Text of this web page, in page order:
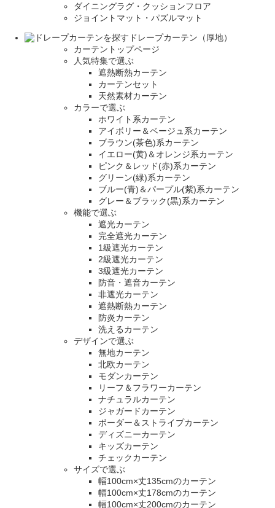
ダイニングラグ・クッションフロア
ジョイントマット・パズルマット
ドレープカーテン（厚地）
カーテントップページ
人気特集で選ぶ
遮熱断熱カーテン
カーテンセット
天然素材カーテン
カラーで選ぶ
ホワイト系カーテン
アイボリー＆ベージュ系カーテン
ブラウン(茶色)系カーテン
イエロー(黄)＆オレンジ系カーテン
ピンク＆レッド(赤)系カーテン
グリーン(緑)系カーテン
ブルー(青)＆パープル(紫)系カーテン
グレー＆ブラック(黒)系カーテン
機能で選ぶ
遮光カーテン
完全遮光カーテン
1級遮光カーテン
2級遮光カーテン
3級遮光カーテン
防音・遮音カーテン
非遮光カーテン
遮熱断熱カーテン
防炎カーテン
洗えるカーテン
デザインで選ぶ
無地カーテン
北欧カーテン
モダンカーテン
リーフ＆フラワーカーテン
ナチュラルカーテン
ジャガードカーテン
ボーダー＆ストライプカーテン
ディズニーカーテン
キッズカーテン
チェックカーテン
サイズで選ぶ
幅100cm×丈135cmのカーテン
幅100cm×丈178cmのカーテン
幅100cm×丈200cmのカーテン